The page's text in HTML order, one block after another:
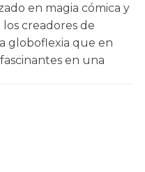
en magia cómica y
creadores de
globoflexia que en
en una